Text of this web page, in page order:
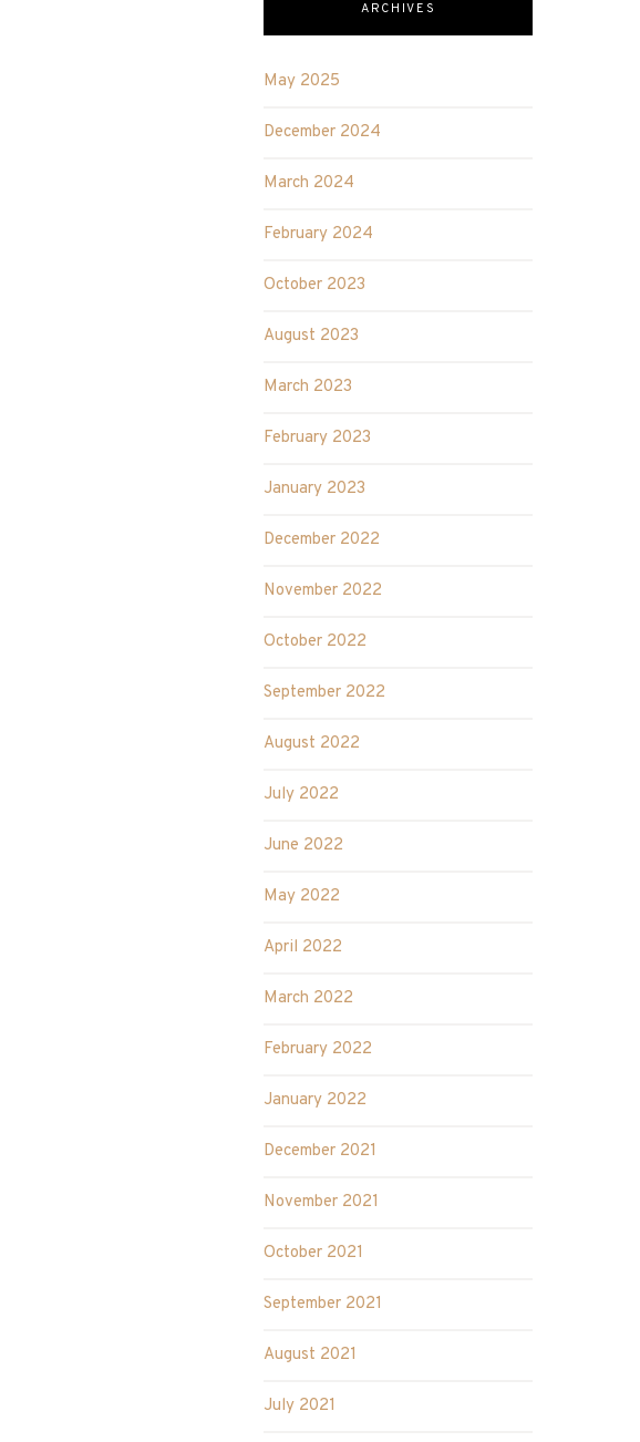
ARCHIVES
May 2025
December 2024
March 2024
February 2024
October 2023
August 2023
March 2023
February 2023
January 2023
December 2022
November 2022
October 2022
September 2022
August 2022
July 2022
June 2022
May 2022
April 2022
March 2022
February 2022
January 2022
December 2021
November 2021
October 2021
September 2021
August 2021
July 2021